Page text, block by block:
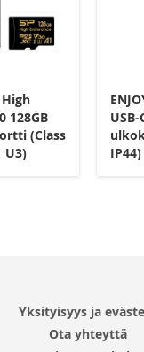
128GB
(Class
U3)
IP44)
Yksityisyys ja
Ota yhteyttä